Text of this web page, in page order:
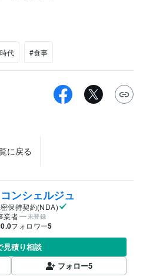
代 #食事
に戻る
ンシェルジュ
保持契約(NDA)
業者
未登録
0.0フォロワー5
見積り相談
フォロー5